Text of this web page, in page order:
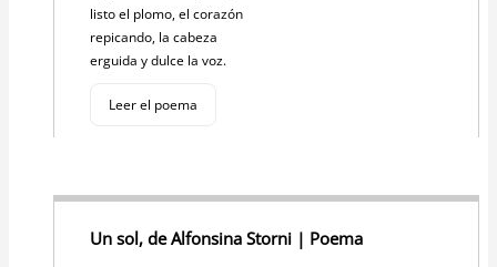
listo el plomo, el corazón
repicando, la cabeza
erguida y dulce la voz.
Leer el poema
Un sol, de Alfonsina Storni | Poema